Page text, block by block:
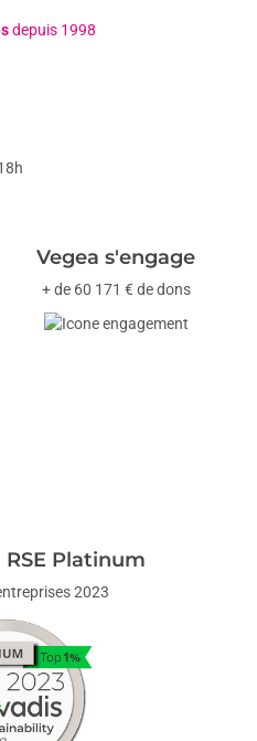
depuis 1998
Vegea s'engage
+ de 60 171 € de dons
Platinum
2023